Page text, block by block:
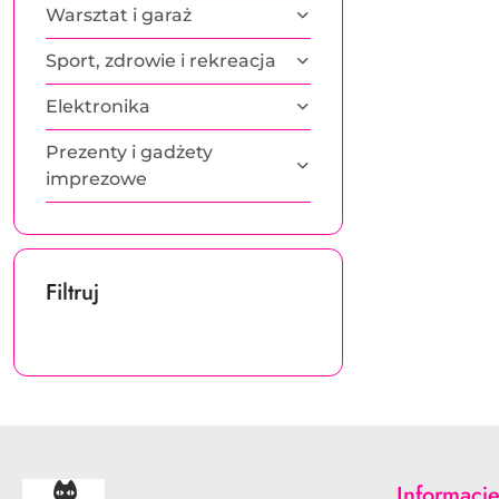
Warsztat i garaż
Sport, zdrowie i rekreacja
Elektronika
Prezenty i gadżety
imprezowe
Filtruj